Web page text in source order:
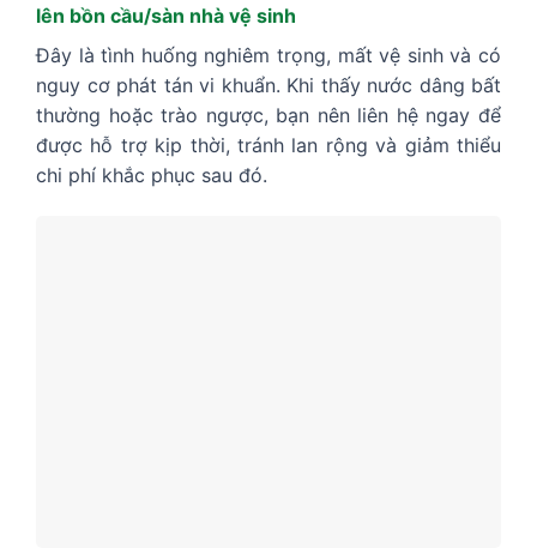
lên bồn cầu/sàn nhà vệ sinh
Đây là tình huống nghiêm trọng, mất vệ sinh và có
nguy cơ phát tán vi khuẩn. Khi thấy nước dâng bất
thường hoặc trào ngược, bạn nên liên hệ ngay để
được hỗ trợ kịp thời, tránh lan rộng và giảm thiểu
chi phí khắc phục sau đó.